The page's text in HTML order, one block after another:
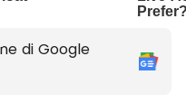
di Google